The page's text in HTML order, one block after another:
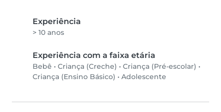
Experiência
> 10 anos
Experiência com a faixa etária
Bebê • Criança (Creche) • Criança (Pré-escolar) •
Criança (Ensino Básico) • Adolescente